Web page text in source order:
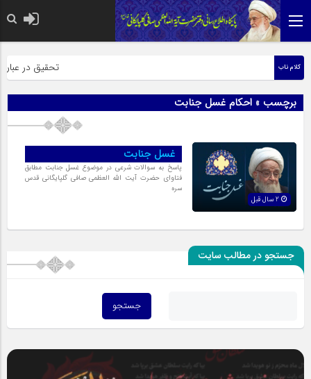
کلام ناب تحقیق در
برچسب » احکام غسل جنابت
غسل جنابت
پاسخ به سوالات شرعی در موضوع غسل جنابت مطابق
فتاوای حضرت آیت الله العظمی صافی گلپایگانی قدس
سره
جستجو در مطالب سایت